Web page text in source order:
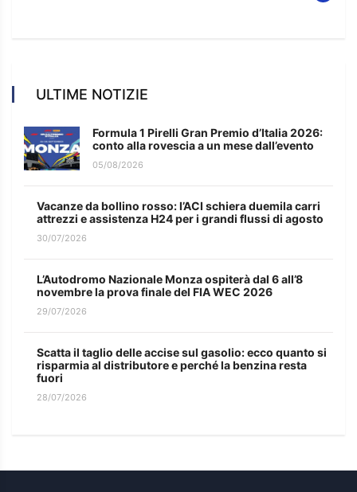
ULTIME NOTIZIE
Formula 1 Pirelli Gran Premio d’Italia 2026:
conto alla rovescia a un mese dall’evento
05/08/2026
Vacanze da bollino rosso: l’ACI schiera duemila carri
attrezzi e assistenza H24 per i grandi flussi di agosto
30/07/2026
L’Autodromo Nazionale Monza ospiterà dal 6 all’8
novembre la prova finale del FIA WEC 2026
29/07/2026
Scatta il taglio delle accise sul gasolio: ecco quanto si
risparmia al distributore e perché la benzina resta
fuori
28/07/2026